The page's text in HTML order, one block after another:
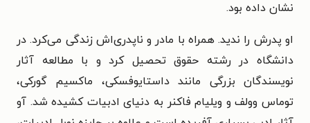
نشان داده بود.
او پدرش را ندید. همراه با مادر و ناپدری‌اش زندگی می‌کرد. در
دانشگاه در رشته حقوق تحصیل کرد و با مطالعه آثار
نویسندگان بزرگی مانند داستایوفسکی، ماکسیم گورکی،
توماس وولف و ویلیام فاکنر به دنیای ادبیات کشیده شد. آو